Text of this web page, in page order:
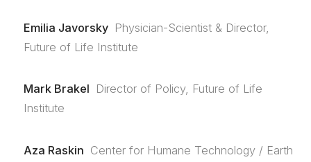
Emilia Javorsky Physician-Scientist & Director,
Future of Life Institute
Mark Brakel Director of Policy, Future of Life
Institute
Aza Raskin Center for Humane Technology / Earth